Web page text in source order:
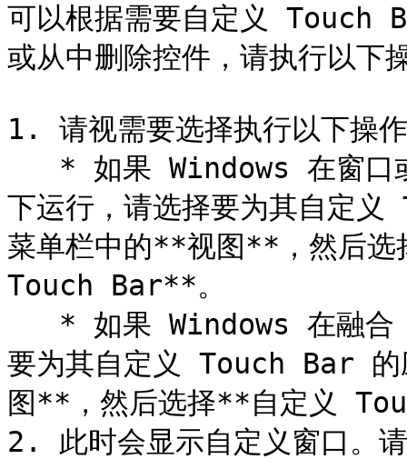
可以根据需要自定义 Touch
或从中删除控件，请执行以下
1. 请视需要选择执行以下操
下运行，请选择要为其自定
菜单栏中的**视图**，然后
Touch Bar**。
要为其自定义 Touch Bar 的
图**，然后选择**自定义
2. 此时会显示自定义窗口。